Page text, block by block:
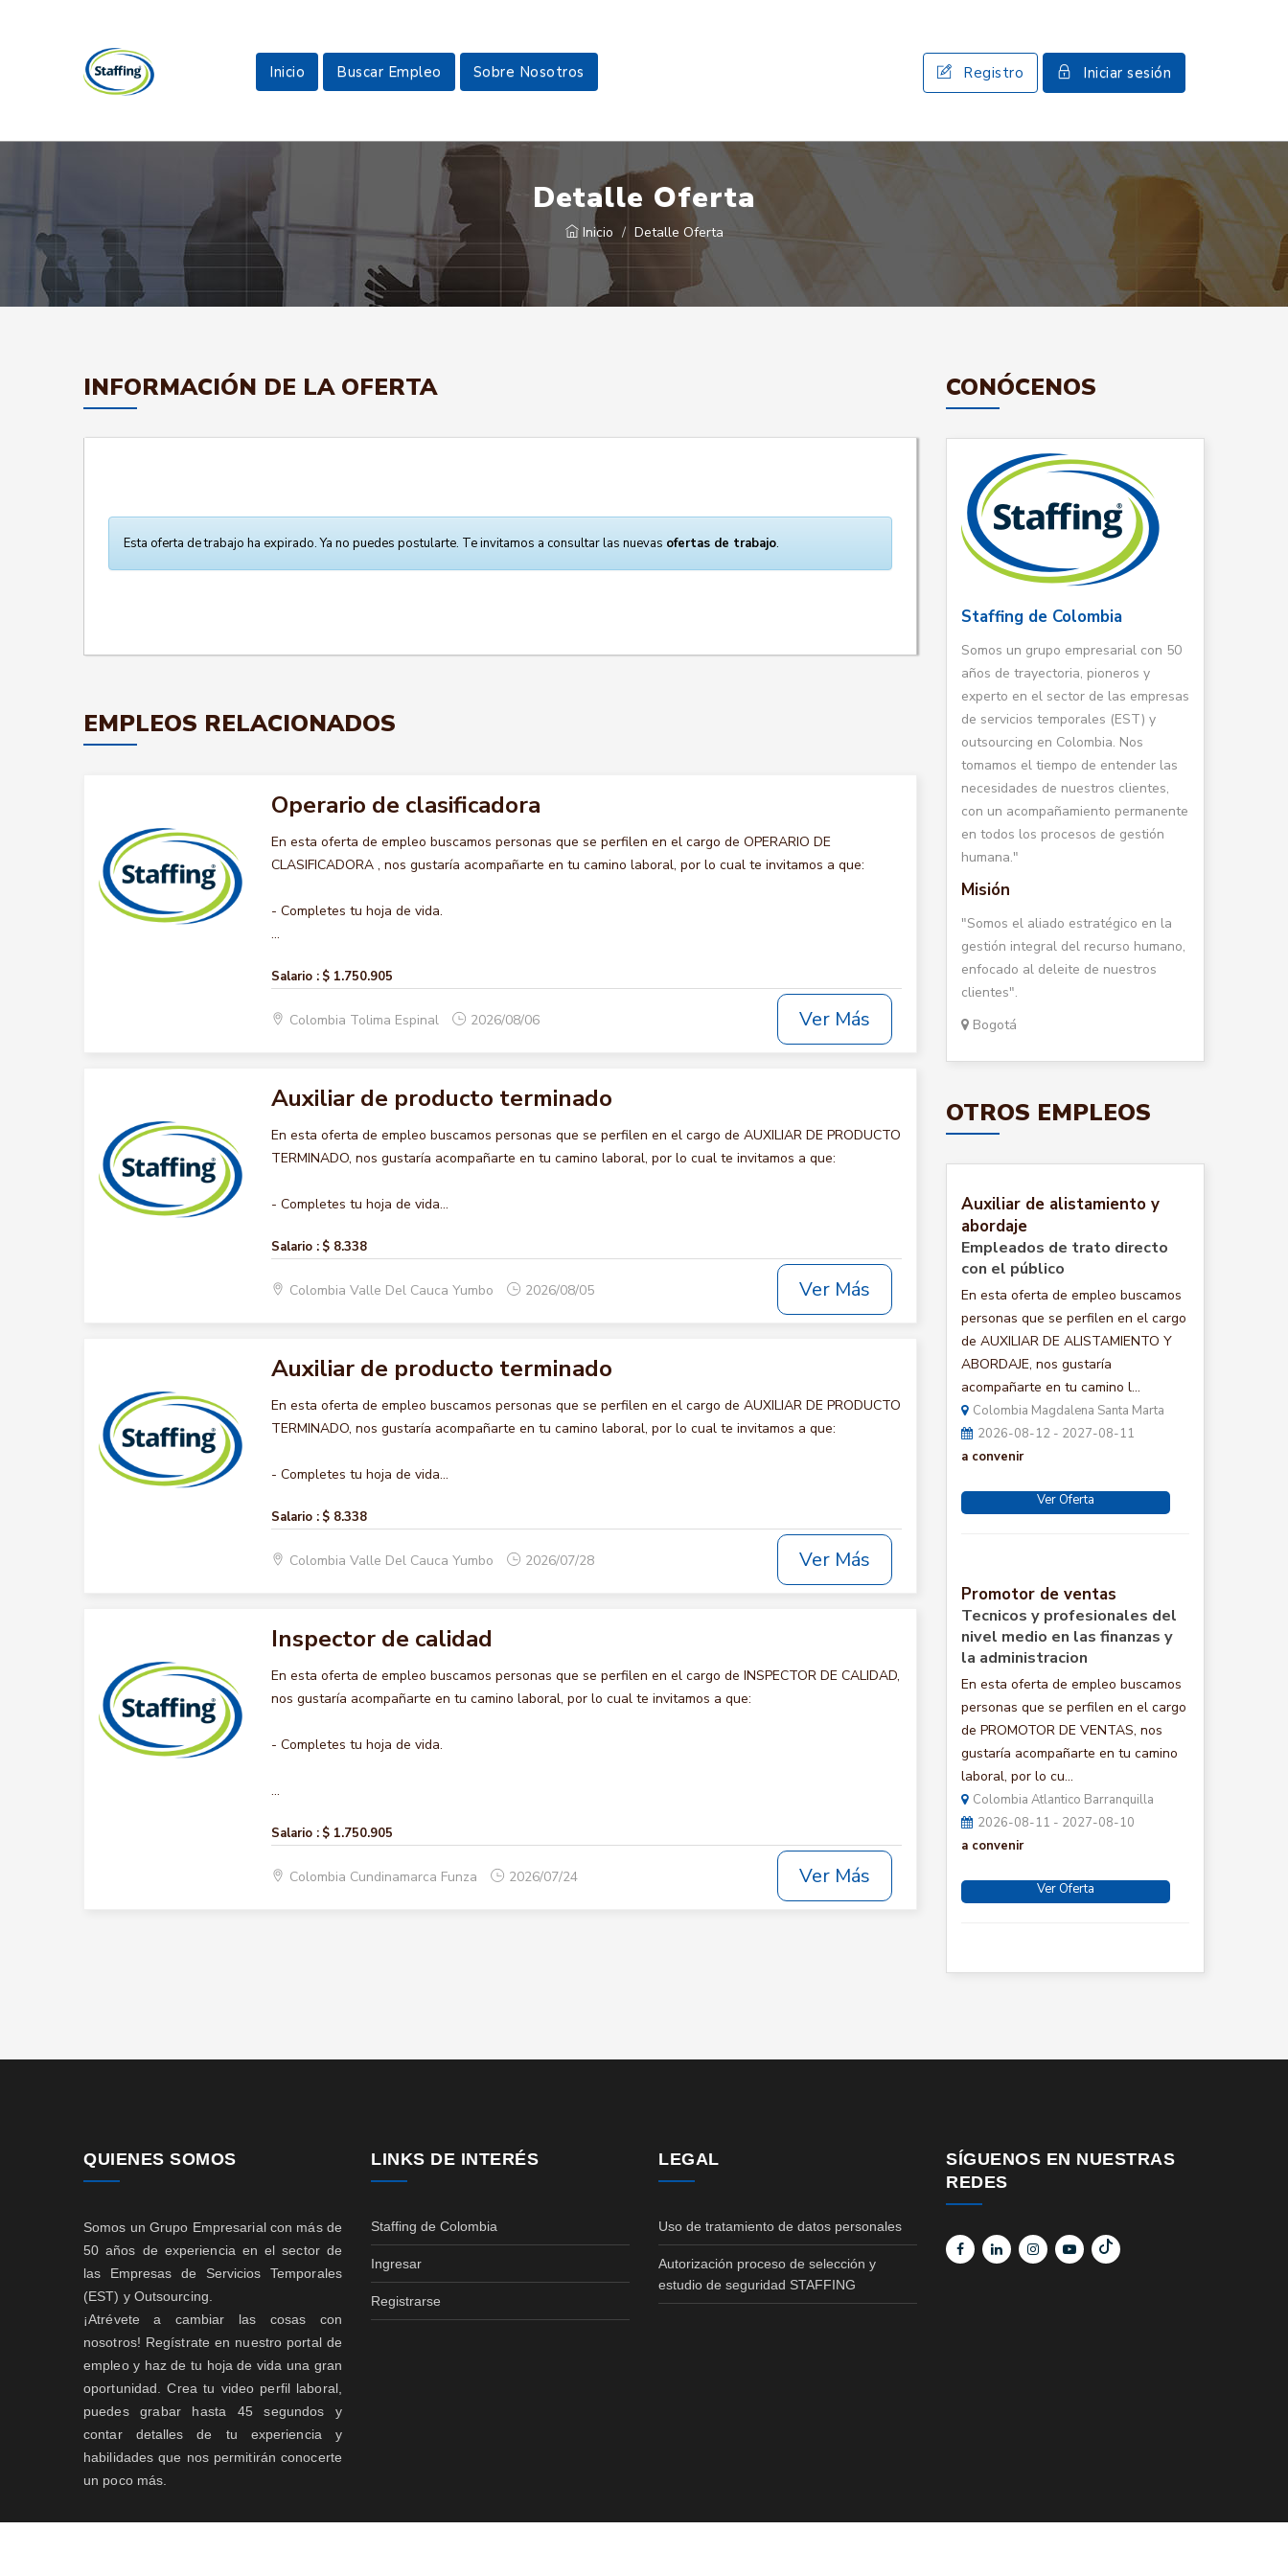
Inicio Buscar Empleo Sobre Nosotros Registro Iniciar sesión
Detalle Oferta
Inicio Detalle Oferta
INFORMACIÓN DE LA OFERTA
Esta oferta de trabajo ha expirado. Ya no puedes postularte. Te invitamos a consultar las nuevas ofertas de trabajo.
EMPLEOS RELACIONADOS
Operario de clasificadora
En esta oferta de empleo buscamos personas que se perfilen en el cargo de OPERARIO DE
CLASIFICADORA , nos gustaría acompañarte en tu camino laboral, por lo cual te invitamos a que:
- Completes tu hoja de vida.
...
Salario : $ 1.750.905
Colombia Tolima Espinal 2026/08/06 Ver Más
Auxiliar de producto terminado
En esta oferta de empleo buscamos personas que se perfilen en el cargo de AUXILIAR DE PRODUCTO
TERMINADO, nos gustaría acompañarte en tu camino laboral, por lo cual te invitamos a que:
- Completes tu hoja de vida...
Salario : $ 8.338
Colombia Valle Del Cauca Yumbo 2026/08/05 Ver Más
Auxiliar de producto terminado
En esta oferta de empleo buscamos personas que se perfilen en el cargo de AUXILIAR DE PRODUCTO
TERMINADO, nos gustaría acompañarte en tu camino laboral, por lo cual te invitamos a que:
- Completes tu hoja de vida...
Salario : $ 8.338
Colombia Valle Del Cauca Yumbo 2026/07/28 Ver Más
Inspector de calidad
En esta oferta de empleo buscamos personas que se perfilen en el cargo de INSPECTOR DE CALIDAD,
nos gustaría acompañarte en tu camino laboral, por lo cual te invitamos a que:
- Completes tu hoja de vida.
...
Salario : $ 1.750.905
Colombia Cundinamarca Funza 2026/07/24 Ver Más
CONÓCENOS
Staffing de Colombia
Somos un grupo empresarial con 50
años de trayectoria, pioneros y
experto en el sector de las empresas
de servicios temporales (EST) y
outsourcing en Colombia. Nos
tomamos el tiempo de entender las
necesidades de nuestros clientes,
con un acompañamiento permanente
en todos los procesos de gestión
humana."
Misión
"Somos el aliado estratégico en la
gestión integral del recurso humano,
enfocado al deleite de nuestros
clientes".
Bogotá
OTROS EMPLEOS
Auxiliar de alistamiento y
abordaje
Empleados de trato directo
con el público
En esta oferta de empleo buscamos
personas que se perfilen en el cargo
de AUXILIAR DE ALISTAMIENTO Y
ABORDAJE, nos gustaría
acompañarte en tu camino l...
Colombia Magdalena Santa Marta
2026-08-12 - 2027-08-11
a convenir
Ver Oferta
Promotor de ventas
Tecnicos y profesionales del
nivel medio en las finanzas y
la administracion
En esta oferta de empleo buscamos
personas que se perfilen en el cargo
de PROMOTOR DE VENTAS, nos
gustaría acompañarte en tu camino
laboral, por lo cu...
Colombia Atlantico Barranquilla
2026-08-11 - 2027-08-10
a convenir
Ver Oferta
QUIENES SOMOS
Somos un Grupo Empresarial con más de
50 años de experiencia en el sector de
las Empresas de Servicios Temporales
(EST) y Outsourcing.
¡Atrévete a cambiar las cosas con
nosotros! Regístrate en nuestro portal de
empleo y haz de tu hoja de vida una gran
oportunidad. Crea tu video perfil laboral,
puedes grabar hasta 45 segundos y
contar detalles de tu experiencia y
habilidades que nos permitirán conocerte
un poco más.
LINKS DE INTERÉS
Staffing de Colombia
Ingresar
Registrarse
LEGAL
Uso de tratamiento de datos personales
Autorización proceso de selección y
estudio de seguridad STAFFING
SÍGUENOS EN NUESTRAS
REDES